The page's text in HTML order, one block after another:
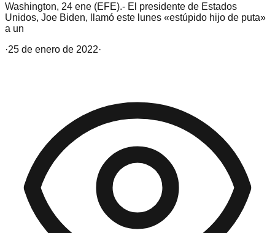
Washington, 24 ene (EFE).- El presidente de Estados
Unidos, Joe Biden, llamó este lunes «estúpido hijo de puta»
a un
·25 de enero de 2022·